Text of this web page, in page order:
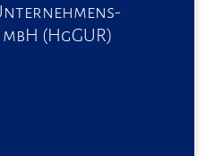
(HgGUR)